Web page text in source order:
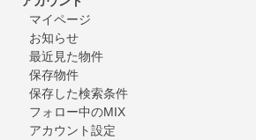
マイページ
お知らせ
最近見た物件
保存物件
保存した検索条件
フォロー中のMIX
アカウント設定